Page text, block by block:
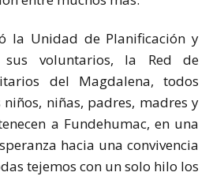
la Unidad de Planificación y
sus voluntarios, la Red de
del Magdalena, todos
niñas, padres, madres y
a Fundehumac, en una
hacia una convivencia
tejemos con un solo hilo los